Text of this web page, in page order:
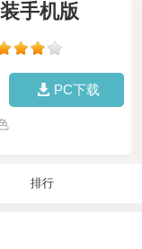
手机版
PC下载
排行